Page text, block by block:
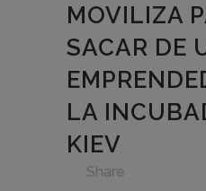
MOVILIZA
SACAR DE
LA
KIEV
Share